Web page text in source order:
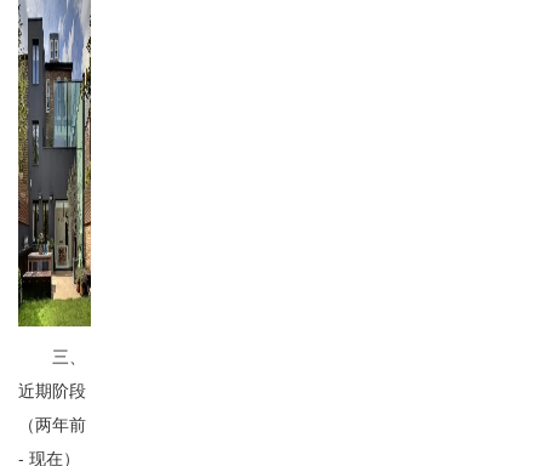
三、
近期阶段
（两年前
- 现在）